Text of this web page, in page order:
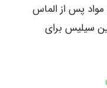
پس از الماس
سیلیس برای